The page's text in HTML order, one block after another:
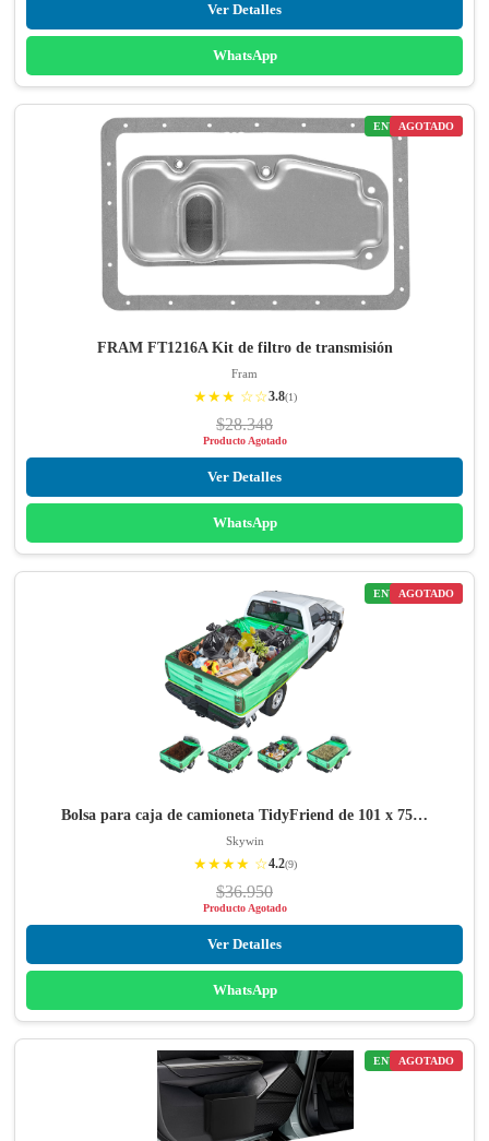
Ver Detalles
WhatsApp
ENVÍO GRATIS
AGOTADO
FRAM FT1216A Kit de filtro de transmisión
Fram
★★★ ☆☆3.8(1)
$28.348
Producto Agotado
Ver Detalles
WhatsApp
ENVÍO GRATIS
AGOTADO
Bolsa para caja de camioneta TidyFriend de 101 x 75…
Skywin
★★★★ ☆4.2(9)
$36.950
Producto Agotado
Ver Detalles
WhatsApp
ENVÍO GRATIS
AGOTADO